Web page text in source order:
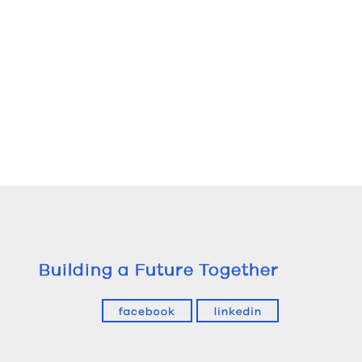
Building a Future Together